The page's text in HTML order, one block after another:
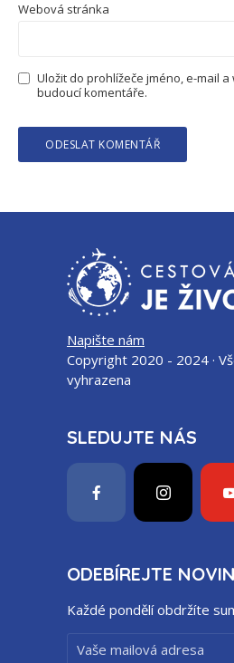
Webová stránka
Uložit do prohlížeče jméno, e-mail
budoucí komentáře.
Napište nám
Copyright 2020 - 2024 ·
vyhrazena
SLEDUJTE NÁS
ODEBÍREJTE
Každé pondělí obdržíte